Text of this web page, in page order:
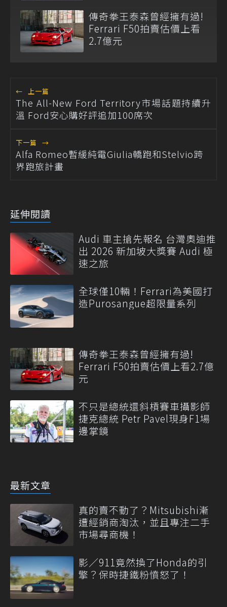
傳奇拳王泰森曾經擁有過!
Ferrari F50拍賣估價上看
2.7億元
← 上一篇
The All-New Ford Territory市場話題持續升
溫 Ford安心購好評追加100席次
下一篇 →
Alfa Romeo暫緩純電Giulia轎跑和Stelvio跨
界跑旅計畫
延伸閱讀
Audi 車主搶先報名 台灣奧迪推
出 2026 新加坡大獎賽 Audi 極
速之旅
全球僅10輛！Ferrari為美國打
造Purosangue超限量系列
傳奇拳王泰森曾經擁有過!
Ferrari F50拍賣估價上看2.7億
元
不只是總統還斜槓賽車攝影師
捷克總統 Petr Pavel現身F1場
邊掌鏡
最新文章
真的賣不動了？Mitsubishi漸
遭經銷商淘汰，並且專注二手
市場尋商機！
影／911竟然換了Honda的引
擎？保時捷鐵粉憤怒了！